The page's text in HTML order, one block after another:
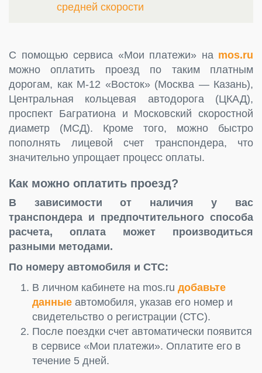
средней скорости
С помощью сервиса «Мои платежи» на mos.ru
можно оплатить проезд по таким платным
дорогам, как М-12 «Восток» (Москва — Казань),
Центральная кольцевая автодорога (ЦКАД),
проспект Багратиона и Московский скоростной
диаметр (МСД). Кроме того, можно быстро
пополнять лицевой счет транспондера, что
значительно упрощает процесс оплаты.
Как можно оплатить проезд?
В зависимости от наличия у вас
транспондера и предпочтительного способа
расчета, оплата может производиться
разными методами.
По номеру автомобиля и СТС:
В личном кабинете на mos.ru добавьте
данные автомобиля, указав его номер и
свидетельство о регистрации (СТС).
После поездки счет автоматически появится
в сервисе «Мои платежи». Оплатите его в
течение 5 дней.